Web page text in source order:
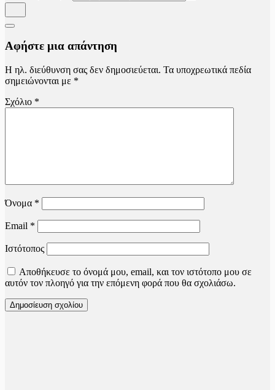
Αφήστε μια απάντηση
Η ηλ. διεύθυνση σας δεν δημοσιεύεται. Τα υποχρεωτικά πεδία
σημειώνονται με *
Σχόλιο *
Όνομα *
Email *
Ιστότοπος
Αποθήκευσε το όνομά μου, email, και τον ιστότοπο μου σε
αυτόν τον πλοηγό για την επόμενη φορά που θα σχολιάσω.